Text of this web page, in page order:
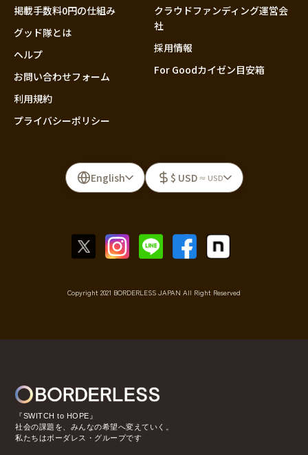
掲載手数料0円の仕組み
グッド隊とは
ヘルプ
お問い合わせフォーム
利用規約
プライバシーポリシー
クラウドファンディング運営会
社
採用情報
For Goodカイゼン目安箱
English $ USD ≈ USD
Copyright 2021 BORDERLESS JAPAN All Right Reserved
『SWITCH to HOPE』
社会の課題を、みんなの希望へ変えていく。
私たちはボーダレス・グループです